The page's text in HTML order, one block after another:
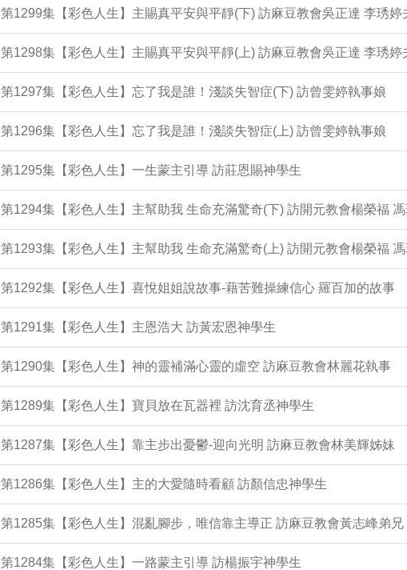
第1299集【彩色人生】主賜真平安與平靜(下) 訪麻豆教會吳正達 李琇婷
第1298集【彩色人生】主賜真平安與平靜(上) 訪麻豆教會吳正達 李琇婷
第1297集【彩色人生】忘了我是誰！淺談失智症(下) 訪曾雯婷執事娘
第1296集【彩色人生】忘了我是誰！淺談失智症(上) 訪曾雯婷執事娘
第1295集【彩色人生】一生蒙主引導 訪莊恩賜神學生
第1294集【彩色人生】主幫助我 生命充滿驚奇(下) 訪開元教會楊榮福
第1293集【彩色人生】主幫助我 生命充滿驚奇(上) 訪開元教會楊榮福
第1292集【彩色人生】喜悅姐姐說故事-藉苦難操練信心 羅百加的故事
第1291集【彩色人生】主恩浩大 訪黃宏恩神學生
第1290集【彩色人生】神的靈補滿心靈的虛空 訪麻豆教會林麗花執事
第1289集【彩色人生】寶貝放在瓦器裡 訪沈育丞神學生
第1287集【彩色人生】靠主步出憂鬱-迎向光明 訪麻豆教會林美輝姊妹
第1286集【彩色人生】主的大愛隨時看顧 訪顏信忠神學生
第1285集【彩色人生】混亂腳步，唯信靠主導正 訪麻豆教會黃志峰弟兄
第1284集【彩色人生】一路蒙主引導 訪楊振宇神學生